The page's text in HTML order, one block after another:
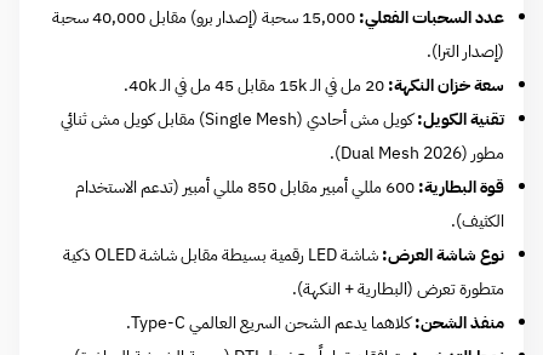
عدد السحبات الفعلي:
15,000 سحبة (إصدار برو) مقابل 40,000 سحبة
(إصدار الترا).
سعة خزان النكهة:
تقنية الكويل:
كويل مش أحادي (Single Mesh) مقابل كويل مش ثنائي
مطور (Dual Mesh 2026).
قوة البطارية:
600 مللي أمبير مقابل 850 مللي أمبير (تدعم الاستخدام
الكثيف).
نوع شاشة العرض:
شاشة LED رقمية بسيطة مقابل شاشة OLED ذكية
متطورة تعرض (البطارية + النكهة).
منفذ الشحن:كلاهما يدعم الشحن السريع العالمي Type-C.